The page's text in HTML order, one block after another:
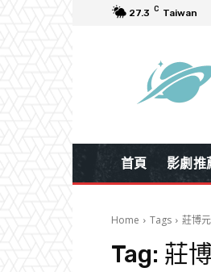
27.3 C Taiwan
首頁 影劇推
Home Tags 莊博元
Tag: 莊